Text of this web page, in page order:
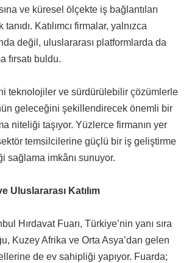
ve küresel ölçekte iş bağlantıları
Katılımcı firmalar, yalnızca
değil, uluslararası platformlarda da
fırsatı buldu.
teknolojiler ve sürdürülebilir çözümlerle
geleceğini şekillendirecek önemli bir
niteliği taşıyor. Yüzlerce firmanın yer
temsilcilerine güçlü bir iş geliştirme
sağlama imkânı sunuyor.
Uluslararası Katılım
Hırdavat Fuarı, Türkiye’nin yanı sıra
Kuzey Afrika ve Orta Asya’dan gelen
de ev sahipliği yapıyor. Fuarda;